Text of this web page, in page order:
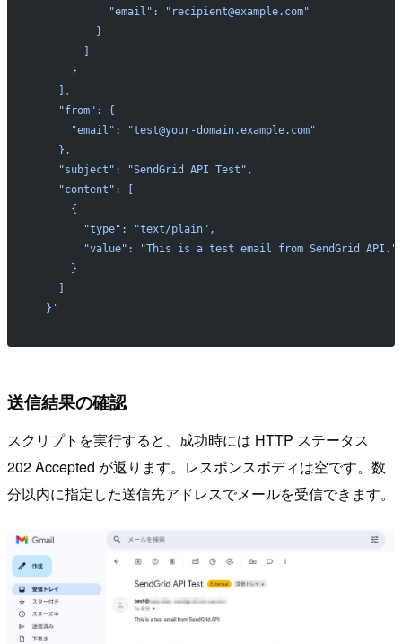
            "email": "recipient@example.com"
          }
      }
    ],
    "from": {
      "email": "test@your-domain.example.com"
    },
    "subject": "SendGrid API Test",
    "content": [
      {
        "type": "text/plain",
        "value": "This is a test email from SendGrid API."
      }
  }'
送信結果の確認
スクリプトを実行すると、成功時には HTTP ステータス
202 Accepted が返ります。レスポンスボディは空です。数
分以内に指定した送信先アドレスでメールを受信できます。